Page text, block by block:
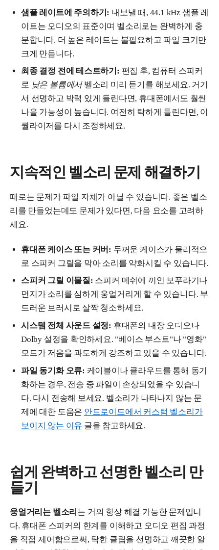
샘플 레이트에 주의하기: 내보낼 때, 44.1 kHz 샘플 레
이트는 오디오의 표준이며 벨소리로는 완벽하게 충
분합니다. 더 높은 레이트는 불필요하고 파일 크기만
크게 만듭니다.
최종 결정 전에 테스트하기: 편집 후, 컴퓨터 스피커
로 낮은 볼륨에서벨소리 미리 듣기를 해보세요. 거기
서 선명하고 박력 있게 들린다면, 휴대폰에서도 훨씬
나을 가능성이 높습니다. 여전히 탁하게 들린다면, 이
퀄라이저를 다시 조정하세요.
지속적인 벨소리 문제 해결하기
때로는 문제가 파일 자체가 아닐 수 있습니다. 좋은 벨소
리를 만들었는데도 문제가 있다면, 다음 요소를 고려하
세요.
휴대폰 케이스 또는 커버: 두꺼운 케이스가 물리적으
로 스피커 그릴을 막아 소리를 약화시킬 수 있습니다.
스피커 그릴 이물질: 스피커 메쉬에 끼인 보푸라기나
먼지가 소리를 심하게 웅얼거리게 할 수 있습니다. 부
드러운 브러시로 살짝 청소하세요.
시스템 전체 사운드 설정: 휴대폰의 내장 오디오나
Dolby 설정을 확인하세요. "베이스 부스트"나 "영화"
모드가 저음을 과도하게 강조하고 있을 수 있습니다.
파일 동기화 오류: 케이블이나 클라우드를 통해 동기
화하는 경우, 전송 중 파일이 손상되었을 수 있습니
다. 다시 전송해 보세요. 벨소리가 나타나지 않는 문
제에 대한 도움은 안드로이드에서 커스텀 벨소리가
보이지 않는 이유 글을 참고하세요.
쉽게 완벽하고 선명한 벨소리 만
들기
웅얼거리는 벨소리 는 거의 항상 해결 가능한 문제입니
다. 휴대폰 스피커의 한계를 이해하고 오디오 편집 과정
을 직접 제어함으로써, 탁한 클립을 선명하고 깨끗한 알